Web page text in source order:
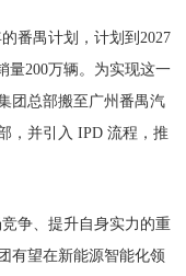
番禺计划，计划到2027
量200万辆。为实现这一
团总部搬至广州番禺汽
，并引入 IPD 流程，推
争、提升自身实力的重
有望在新能源智能化领